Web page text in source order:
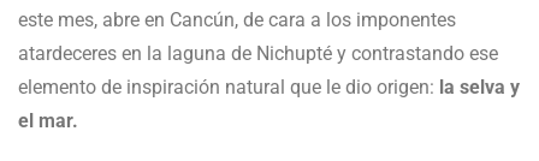
este mes, abre en Cancún, de cara a los imponentes
atardeceres en la laguna de Nichupté y contrastando ese
elemento de inspiración natural que le dio origen: la selva y
el mar.